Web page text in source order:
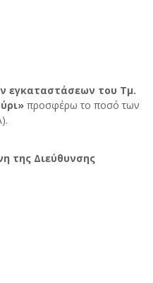
εγκαταστάσεων του Τμ.
προσφέρω το ποσό των
της Διεύθυνσης